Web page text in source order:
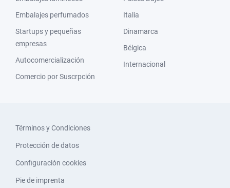
Embalajes perfumados
Startups y pequeñas
empresas
Autocomercialización
Comercio por Suscrpción
Italia
Dinamarca
Bélgica
Internacional
Términos y Condiciones
Protección de datos
Configuración cookies
Pie de imprenta